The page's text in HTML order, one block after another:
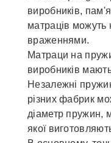
виробників,
матраців можуть
враженнями.
Матраци на
виробників мають
Незалежні
різних фабрик
діаметр пружин,
якої